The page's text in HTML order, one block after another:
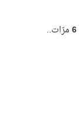
6مرّات..